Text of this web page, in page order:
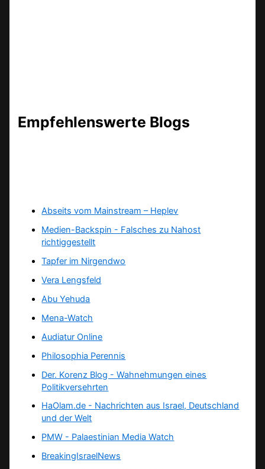
Empfehlenswerte Blogs
Abseits vom Mainstream – Heplev
Medien-Backspin - Falsches zu Nahost
richtiggestellt
Tapfer im Nirgendwo
Vera Lengsfeld
Abu Yehuda
Mena-Watch
Audiatur Online
Philosophia Perennis
Der. Korenz Blog - Wahnehmungen eines
Politikversehrten
HaOlam.de - Nachrichten aus Israel, Deutschland
und der Welt
PMW - Palaestinian Media Watch
BreakingIsraelNews